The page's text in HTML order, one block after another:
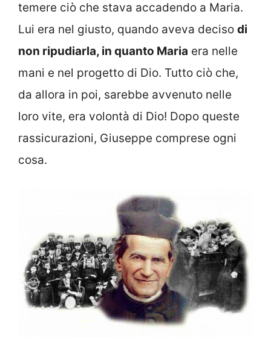
temere ciò che stava accadendo a Maria.
Lui era nel giusto, quando aveva deciso di
non ripudiarla, in quanto Maria era nelle
mani e nel progetto di Dio. Tutto ciò che,
da allora in poi, sarebbe avvenuto nelle
loro vite, era volontà di Dio! Dopo queste
rassicurazioni, Giuseppe comprese ogni
cosa.